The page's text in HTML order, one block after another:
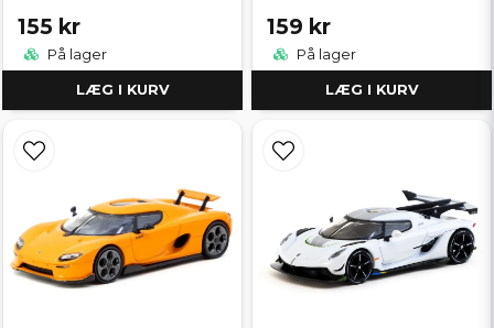
155 kr
På lager
LÆG I KURV
159 kr
På lager
LÆG I KURV